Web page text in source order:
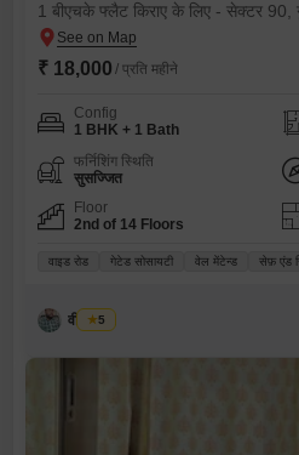
1 बीएचके फ्लैट किराए के लिए - सेक्टर 90,
₹ 18,000 / प्रति महीने
Config
1 BHK + 1 Bath
फर्निशिंग स्थिति
सुसज्जित
Floor
2nd of 14 Floors
वाइड रोड गेटेड सोसायटी वेल मेंटेन्ड सेफ़ एंड
वीर कुमार
5